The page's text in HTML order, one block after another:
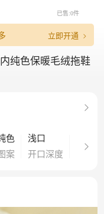
已售:0件
立即开通
纯色保暖毛绒拖鞋
色
案
浅口
开口深度